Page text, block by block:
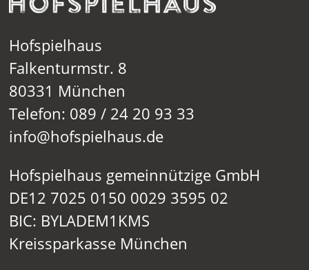
Hofspielhaus
Falkenturmstr. 8
80331 München
Telefon: 089 / 24 20 93 33
info@hofspielhaus.de
Hofspielhaus gemeinnützige GmbH
DE12 7025 0150 0029 3595 02
BIC: BYLADEM1KMS
Kreissparkasse München